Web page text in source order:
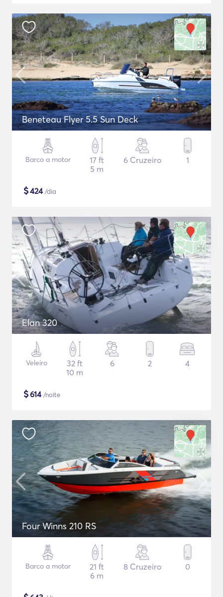
Beneteau Flyer 5.5 Sun Deck
Barco a motor
17 ft
5 m
6 Cruzeiro 1
$424/dia
Elan 320
Veleiro
32 ft
10 m
6 2 4
$614/noite
Four Winns 210 RS
Barco a motor
21 ft
6 m
8 Cruzeiro 0